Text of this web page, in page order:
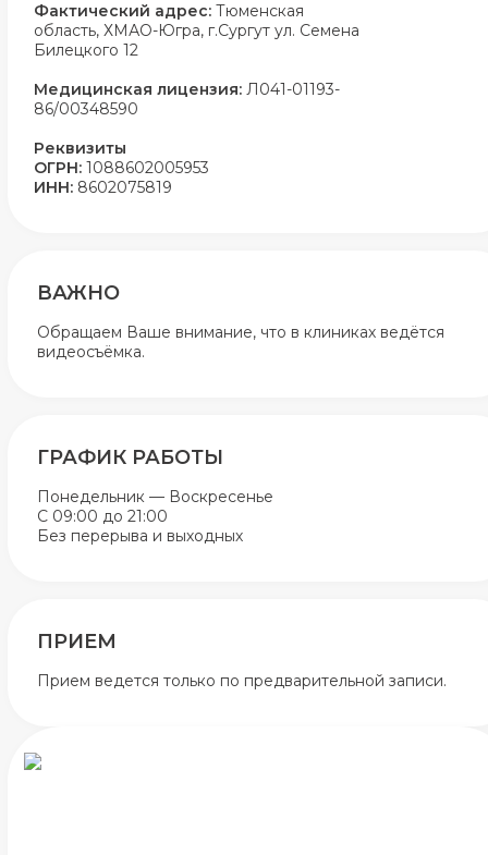
Фактический адрес: Тюменская
область, ХМАО-Югра, г.Сургут ул. Семена
Билецкого 12
Медицинская лицензия: Л041-01193-
86/00348590
Реквизиты
ОГРН: 1088602005953
ИНН: 8602075819
ВАЖНО
Обращаем Ваше внимание, что в клиниках ведётся
видеосъёмка.
ГРАФИК РАБОТЫ
Понедельник — Воскресенье
С 09:00 до 21:00
Без перерыва и выходных
ПРИЕМ
Прием ведется только по предварительной записи.